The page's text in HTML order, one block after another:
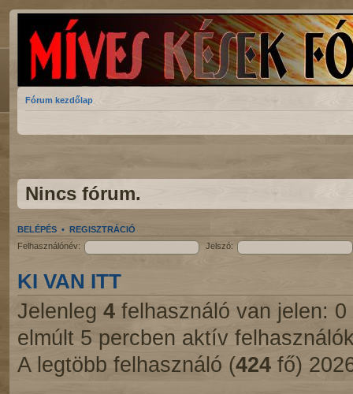
Fórum kezdőlap
Nincs fórum.
BELÉPÉS • REGISZTRÁCIÓ
Felhasználónév:
Jelszó:
KI VAN ITT
Jelenleg 4 felhasználó van jelen:
elmúlt 5 percben aktív
A legtöbb felhasználó (424 fő)